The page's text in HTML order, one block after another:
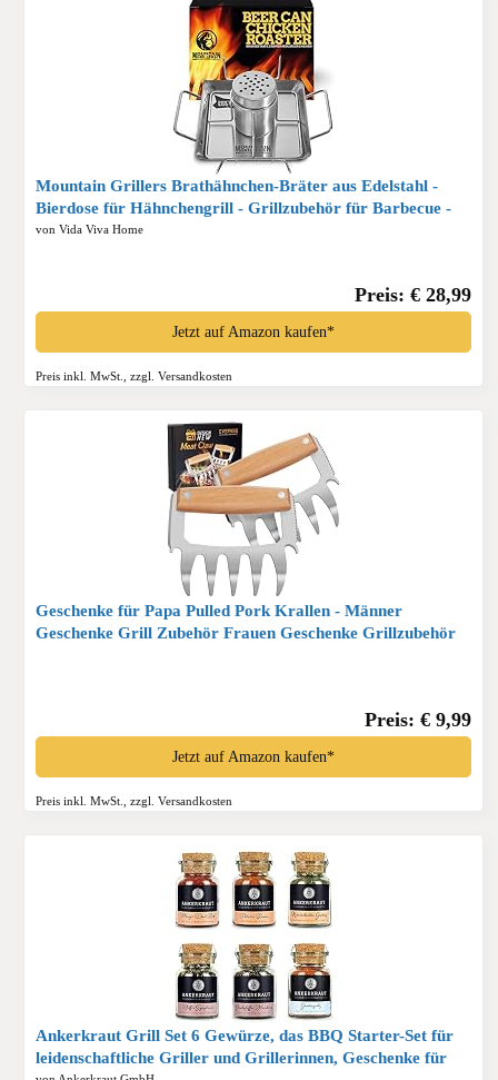
Mountain Grillers Brathähnchen-Bräter aus Edelstahl -
Bierdose für Hähnchengrill - Grillzubehör für Barbecue -
BBQ Accessoire mit 4 Gemüsespießen*
von Vida Viva Home
Preis: € 28,99
Jetzt auf Amazon kaufen*
Preis inkl. MwSt., zzgl. Versandkosten
Geschenke für Papa Pulled Pork Krallen - Männer
Geschenke Grill Zubehör Frauen Geschenke Grillzubehör
Preis: € 9,99
Jetzt auf Amazon kaufen*
Preis inkl. MwSt., zzgl. Versandkosten
Ankerkraut Grill Set 6 Gewürze, das BBQ Starter-Set für
leidenschaftliche Griller und Grillerinnen, Geschenke für